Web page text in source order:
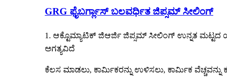
GRG ಫೈಬರ್ಗ್ಲಾಸ್ ಬಲವರ್ಧಿತ ಜಿಪ್ಸಮ್ ಸೀಲಿಂಗ್
1. ಆಕ್ಟೊಮ್ಯಾಟಿಕ್ ಜಿಆರ್ಜಿ ಜಿಪ್ಸಮ್ ಸೀಲಿಂಗ್ ಉನ್ನತ ಮಟ್ಟದ
ಅಗತ್ಯವಿದೆ
ಕೆಲಸ ಮಾಡಲು, ಕಾರ್ಮಿಕರನ್ನು ಉಳಿಸಲು, ಕಾರ್ಮಿಕ